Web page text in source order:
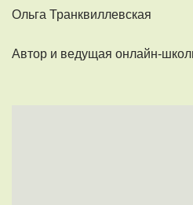
Ольга Транквиллевская
Автор и ведущая онлайн-